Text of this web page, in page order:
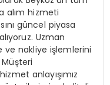
alım hizmeti
güncel piyasa
Uzman
nakliye işlemlerini
anlayışımız